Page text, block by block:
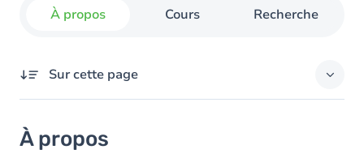
À propos Cours Recherche
Sur cette page
Domaines d'expertises
À propos